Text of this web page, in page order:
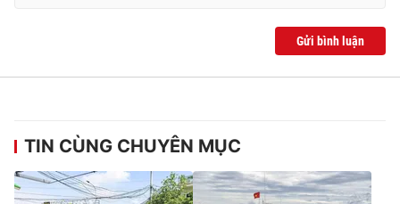
Gửi bình luận
TIN CÙNG CHUYÊN MỤC